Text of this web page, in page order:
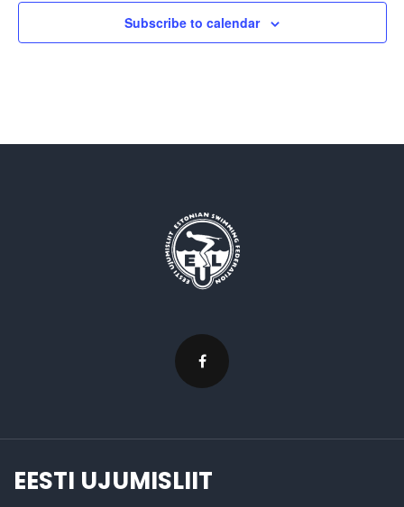
Subscribe to calendar
EESTI UJUMISLIIT